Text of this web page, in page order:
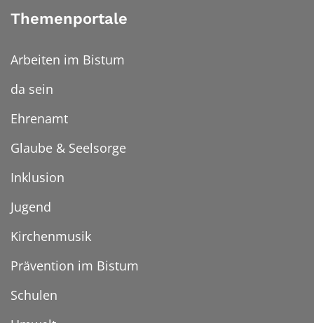
Themenportale
Arbeiten im Bistum
da sein
Ehrenamt
Glaube & Seelsorge
Inklusion
Jugend
Kirchenmusik
Prävention im Bistum
Schulen